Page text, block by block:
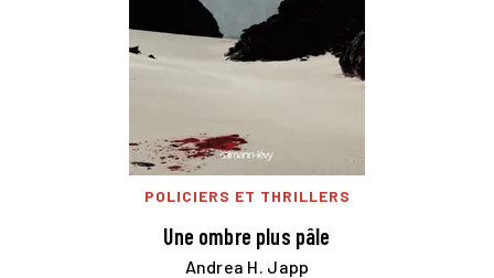
POLICIERS ET THRILLERS
Une ombre plus pâle
Andrea H. Japp